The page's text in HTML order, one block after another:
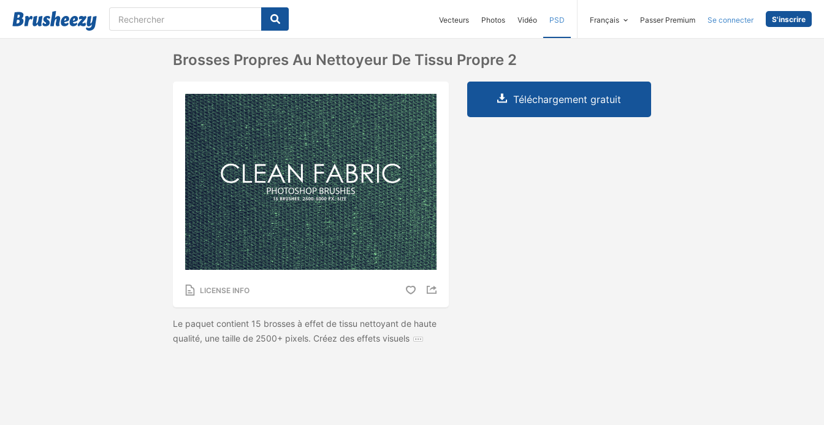
Vecteurs Photos Vidéo PSD Français Passer Premium Se connecter S'inscrire
Brosses Propres Au Nettoyeur De Tissu Propre 2
LICENSE INFO
Le paquet contient 15 brosses à effet de tissu nettoyant de haute
qualité, une taille de 2500+ pixels. Créez des effets visuels
Téléchargement gratuit